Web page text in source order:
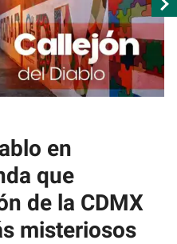
en
que
de la CDMX
misteriosos